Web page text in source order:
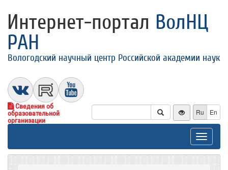
Интернет-портал ВолНЦ
РАН
Вологодский научный центр Российской академии наук
Сведения об
образовательной
организации
Ru En
Toggle